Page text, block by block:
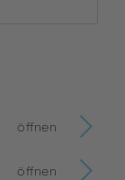
öffnen
öffnen